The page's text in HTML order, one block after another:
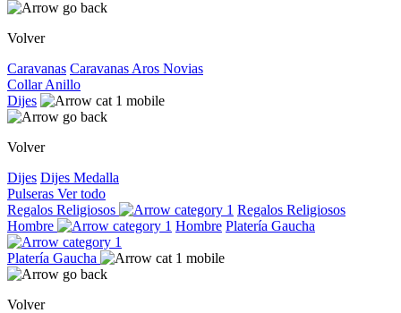
Volver
Caravanas Caravanas Aros Novias
CollarAnillo
Dijes
Volver
Dijes Dijes Medalla
Pulseras Ver todo
Regalos Religiosos
Regalos Religiosos
Hombre
Hombre Platería Gaucha
Platería Gaucha
Volver